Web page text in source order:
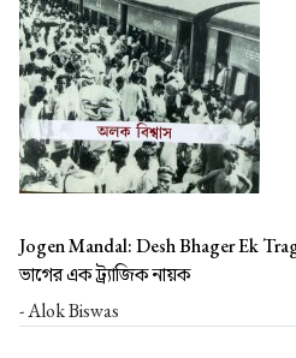
Jogen Mandal: Desh Bhager Ek
ভাগের এক ট্র্যাজিক নায়ক
- Alok Biswas